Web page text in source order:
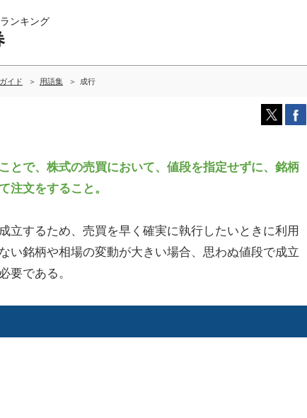
ンキング
ガイド 用語集 成行
とで、株式の売買において、値段を指定せずに、銘柄
注文をすること。
立するため、売買を早く確実に執行したいときに利用
い銘柄や相場の変動が大きい場合、思わぬ値段で成立
要である。